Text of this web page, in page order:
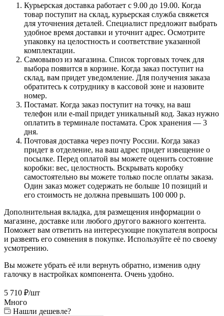
Курьерская доставка работает с 9.00 до 19.00. Когда
товар поступит на склад, курьерская служба свяжется
для уточнения деталей. Специалист предложит выбрать
удобное время доставки и уточнит адрес. Осмотрите
упаковку на целостность и соответствие указанной
комплектации.
Самовывоз из магазина. Список торговых точек для
выбора появится в корзине. Когда заказ поступит на
склад, вам придет уведомление. Для получения заказа
обратитесь к сотруднику в кассовой зоне и назовите
номер.
Постамат. Когда заказ поступит на точку, на ваш
телефон или e-mail придет уникальный код. Заказ нужно
оплатить в терминале постамата. Срок хранения — 3
дня.
Почтовая доставка через почту России. Когда заказ
придет в отделение, на ваш адрес придет извещение о
посылке. Перед оплатой вы можете оценить состояние
коробки: вес, целостность. Вскрывать коробку
самостоятельно вы можете только после оплаты заказа.
Один заказ может содержать не больше 10 позиций и
его стоимость не должна превышать 100 000 р.
Дополнительная вкладка, для размещения информации о
магазине, доставке или любого другого важного контента.
Поможет вам ответить на интересующие покупателя вопросы
и развеять его сомнения в покупке. Используйте её по своему
усмотрению.
Вы можете убрать её или вернуть обратно, изменив одну
галочку в настройках компонента. Очень удобно.
5 710 ₽/шт
Много
Нашли дешевле?